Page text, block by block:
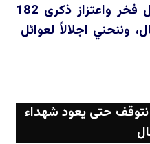
في هذا اليوم، نحيي بكل فخر واعتزاز ذكرى 182
وننحني اجلالاً لعوائل
نتوقف حتى يعود شهداء